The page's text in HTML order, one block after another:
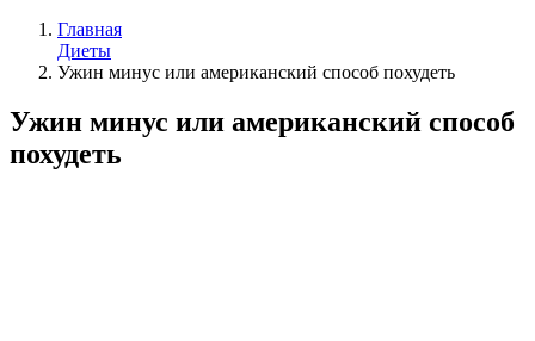
Главная
Диеты
Ужин минус или американский способ похудеть
Ужин минус или американский способ
похудеть